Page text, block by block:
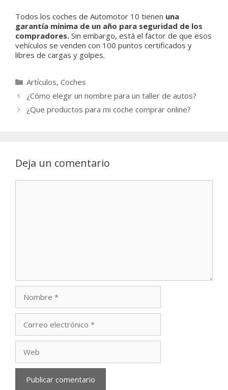
Todos los coches de Automotor 10 tienen una
garantía mínima de un año para seguridad de los
compradores. Sin embargo, está el factor de que esos
vehículos se venden con 100 puntos certificados y
libres de cargas y golpes.
Categorías
Artículos, Coches
¿Cómo elegir un nombre para un taller de autos?
¿Que productos para mi coche comprar online?
Deja un comentario
electrónico